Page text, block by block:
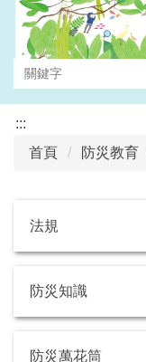
主
內
容
:::
首頁
防災教育
法規
防災知識
防災萬花筒